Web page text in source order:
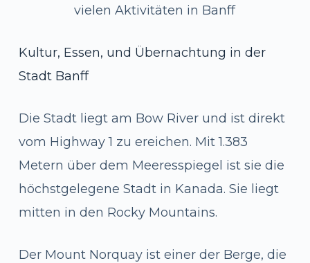
vielen Aktivitäten in Banff
Kultur, Essen, und Übernachtung in der
Stadt Banff
Die Stadt liegt am Bow River und ist direkt
vom Highway 1 zu ereichen. Mit 1.383
Metern über dem Meeresspiegel ist sie die
höchstgelegene Stadt in Kanada. Sie liegt
mitten in den Rocky Mountains.
Der Mount Norquay ist einer der Berge, die